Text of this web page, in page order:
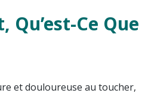
Ce Que
et douloureuse au toucher,